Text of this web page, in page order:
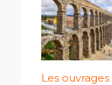
Les